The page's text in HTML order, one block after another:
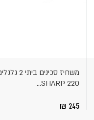
SHARP 220...
245